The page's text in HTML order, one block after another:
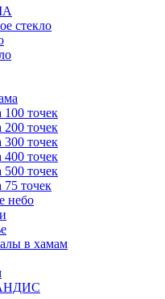
стекло
100 точек
200 точек
300 точек
400 точек
500 точек
75 точек
небо
в хамам